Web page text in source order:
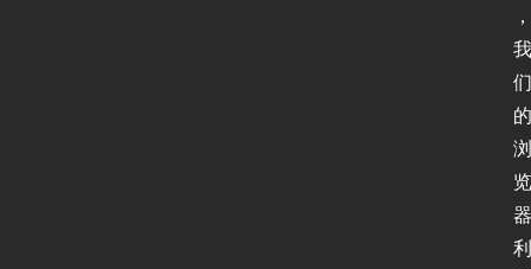
，
我
们
的
浏
览
器
利